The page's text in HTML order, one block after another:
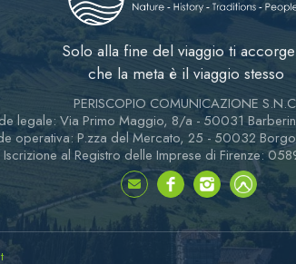
Solo alla fine del viaggio ti
che la meta è il viaggio stesso
PERISCOPIO COMUNICAZIONE
legale: Via Primo Maggio, 8/a - 50031
operativa: P.zza del Mercato, 25 - 50032 Borgo
al Registro delle Imprese di Firenze: